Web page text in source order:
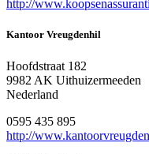
http://
Kantoor Vreugdenhil
Hoofdstraat 182
9982 AK Uithuizermeeden
Nederland
0595 435 895
http://